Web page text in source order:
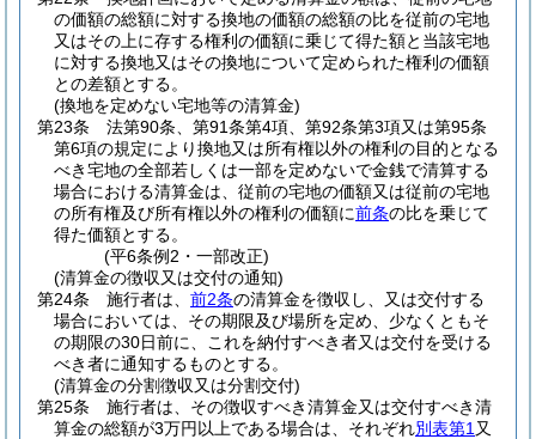
の価額の総額に対する換地の価額の総額の比を従前の宅地
又はその上に存する権利の価額に乗じて得た額と当該宅地
に対する換地又はその換地について定められた権利の価額
との差額とする。
(換地を定めない宅地等の清算金)
第23条
法第90条、第91条第4項、第92条第3項又は第95条
第6項の規定により換地又は所有権以外の権利の目的となる
べき宅地の全部若しくは一部を定めないで金銭で清算する
場合における清算金は、従前の宅地の価額又は従前の宅地
の所有権及び所有権以外の権利の価額に前条の比を乗じて
得た価額とする。
(平6条例2・一部改正)
(清算金の徴収又は交付の通知)
第24条
施行者は、 前2条の清算金を徴収し、又は交付する
場合においては、その期限及び場所を定め、少なくともそ
の期限の30日前に、これを納付すべき者又は交付を受ける
べき者に通知するものとする。
(清算金の分割徴収又は分割交付)
第25条
施行者は、その徴収すべき清算金又は交付すべき清
算金の総額が3万円以上である場合は、それぞれ別表第1 又